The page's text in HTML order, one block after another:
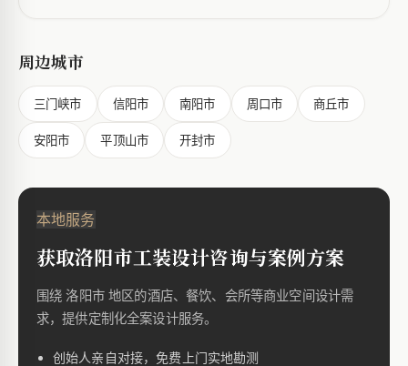
周边城市
三门峡市 信阳市 南阳市 周口市 商丘市
安阳市 平顶山市 开封市
本地服务
获取洛阳市工装设计咨询与案例方案
围绕 洛阳市 地区的酒店、餐饮、会所等商业空间设计需
求，提供定制化全案设计服务。
创始人亲自对接，免费上门实地勘测